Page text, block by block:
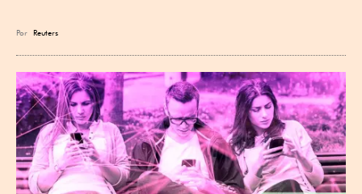
Por Reuters